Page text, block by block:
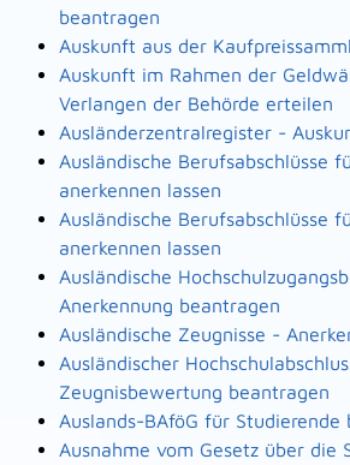
beantragen
Auskunft aus der
Auskunft im Rahmen der
Verlangen der Behörde erteilen
Ausländerzentralregister -
Ausländische Berufsabschlüsse
anerkennen lassen
Ausländische Berufsabschlüsse
anerkennen lassen
Ausländische
Anerkennung beantragen
Ausländische Zeugnisse -
Ausländischer
Zeugnisbewertung beantragen
Auslands-BAföG für Studierende
Ausnahme vom Gesetz über die